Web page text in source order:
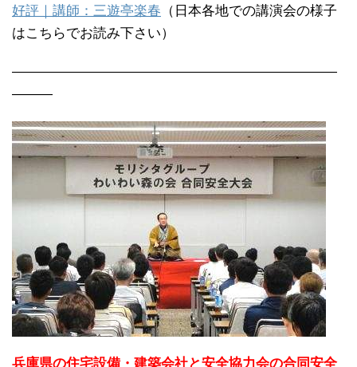
好評｜講師：三遊亭楽春 （日本各地での講演会の様子
はこちらでお読み下さい）
————————————————————————
———
兵庫県の住宅設備・建築会社と安全協力会の合同安全